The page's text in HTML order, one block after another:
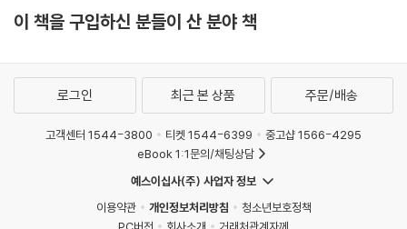
이 책을 구입하신 분들이 산 분야 책
로그인 최근 본 상품 주문/배송
고객센터 1544-3800 티켓 1544-6399
중고샵 1566-4295
eBook 1:1문의/채팅상담
예스이십사(주) 사업자 정보
이용약관
개인정보처리방침
청소년보호정책
PC버전
회사소개 거래처관계자께